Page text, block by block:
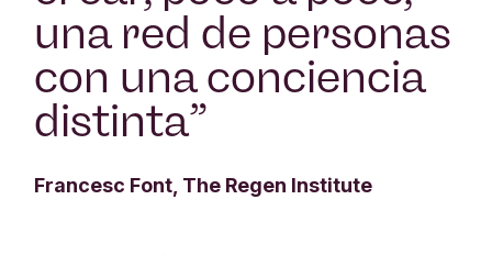
una red de personas
con una conciencia
distinta”
Francesc Font, The Regen Institute